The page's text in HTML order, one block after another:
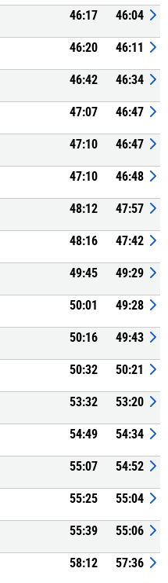
46:17 46:04
46:20 46:11
46:42 46:34
47:07 46:47
47:10 46:47
47:10 46:48
48:12 47:57
48:16 47:42
49:45 49:29
50:01 49:28
50:16 49:43
50:32 50:21
53:32 53:20
54:49 54:34
55:07 54:52
55:25 55:04
55:39 55:06
58:12 57:36